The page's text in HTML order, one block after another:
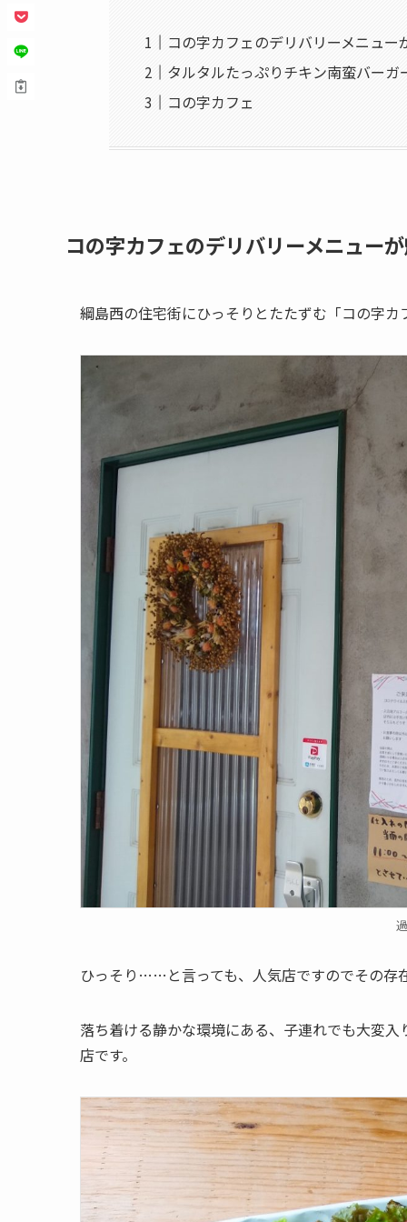
コの字カフェのデリバリーメニュ
タルタルたっぷりチキン南蛮バー
コの字カフェ
コの字カフェのデリバリーメニュー
綱島西の住宅街にひっそりとたたずむ「コの字カ
ひっそり……と言っても、人気店ですのでその存
落ち着ける静かな環境にある、子連れでも大変
店です。